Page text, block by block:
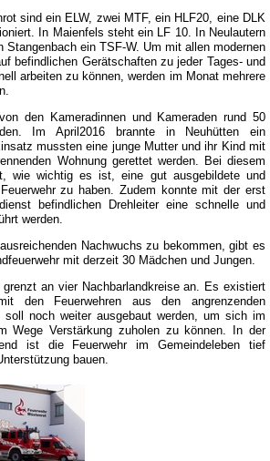
sind ein ELW, zwei MTF, ein HLF20, eine DLK
In Maienfels steht ein LF 10. In Neulautern
Stangenbach ein TSF-W. Um mit allen modernen
befindlichen Gerätschaften zu jeder Tages- und
arbeiten zu können, werden im Monat mehrere
den Kameradinnen und Kameraden rund 50
Im April2016 brannte in Neuhütten ein
mussten eine junge Mutter und ihr Kind mit
Wohnung gerettet werden. Bei diesem
wie wichtig es ist, eine gut ausgebildete und
zu haben. Zudem konnte mit der erst
befindlichen Drehleiter eine schnelle und
werden.
Nachwuchs zu bekommen, gibt es
mit derzeit 30 Mädchen und Jungen.
grenzt an vier Nachbarlandkreise an. Es existiert
den Feuerwehren aus den angrenzenden
soll noch weiter ausgebaut werden, um sich im
Wege Verstärkung zuholen zu können. In der
ist die Feuerwehr im Gemeindeleben tief
bauen.